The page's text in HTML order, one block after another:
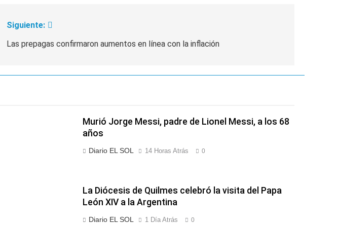
Siguiente:
Las prepagas confirmaron aumentos en línea con la inflación
Murió Jorge Messi, padre de Lionel Messi, a los 68
años
Diario EL SOL 14 Horas Atrás 0
La Diócesis de Quilmes celebró la visita del Papa
León XIV a la Argentina
Diario EL SOL 1 Día Atrás 0